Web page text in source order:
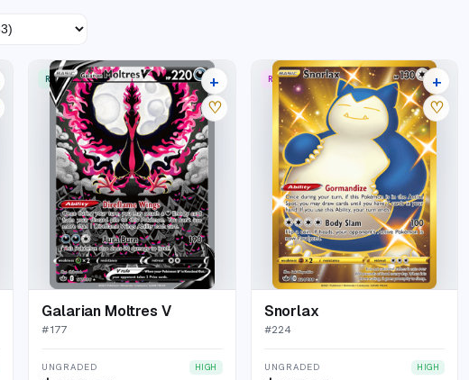
RARE ULTRA 32 listings
+
♡
Galarian Moltres V
#177
UNGRADED HIGH
RARE SECRET 24 listings
+
♡
Snorlax
#224
UNGRADED HIGH